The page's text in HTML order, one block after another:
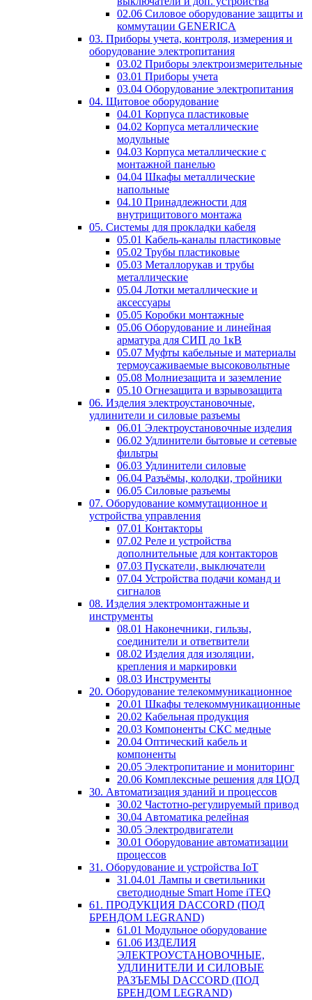
02.06 Силовое оборудование защиты и
коммутации GENERICA
03. Приборы учета, контроля, измерения и
оборудование электропитания
03.02 Приборы электроизмерительные
03.01 Приборы учета
03.04 Оборудование электропитания
04. Щитовое оборудование
04.01 Корпуса пластиковые
04.02 Корпуса металлические
модульные
04.03 Корпуса металлические с
монтажной панелью
04.04 Шкафы металлические
напольные
04.10 Принадлежности для
внутрищитового монтажа
05. Системы для прокладки кабеля
05.01 Кабель-каналы пластиковые
05.02 Трубы пластиковые
05.03 Металлорукав и трубы
металлические
05.04 Лотки металлические и
аксессуары
05.05 Коробки монтажные
05.06 Оборудование и линейная
арматура для СИП до 1кВ
05.07 Муфты кабельные и материалы
термоусаживаемые высоковольтные
05.08 Молниезащита и заземление
05.10 Огнезащита и взрывозащита
06. Изделия электроустановочные,
удлинители и силовые разъемы
06.01 Электроустановочные изделия
06.02 Удлинители бытовые и сетевые
фильтры
06.03 Удлинители силовые
06.04 Разъёмы, колодки, тройники
06.05 Силовые разъемы
07. Оборудование коммутационное и
устройства управления
07.01 Контакторы
07.02 Реле и устройства
дополнительные для контакторов
07.03 Пускатели, выключатели
07.04 Устройства подачи команд и
сигналов
08. Изделия электромонтажные и
инструменты
08.01 Наконечники, гильзы,
соединители и ответвители
08.02 Изделия для изоляции,
крепления и маркировки
08.03 Инструменты
20. Оборудование телекоммуникационное
20.01 Шкафы телекоммуникационные
20.02 Кабельная продукция
20.03 Компоненты СКС медные
20.04 Оптический кабель и
компоненты
20.05 Электропитание и мониторинг
20.06 Комплексные решения для ЦОД
30. Автоматизация зданий и процессов
30.02 Частотно-регулируемый привод
30.04 Автоматика релейная
30.05 Электродвигатели
30.01 Оборудование автоматизации
процессов
31. Оборудование и устройства IoT
31.04.01 Лампы и светильники
светодиодные Smart Home iTEQ
61. ПРОДУКЦИЯ DACCORD (ПОД
БРЕНДОМ LEGRAND)
61.01 Модульное оборудование
61.06 ИЗДЕЛИЯ
ЭЛЕКТРОУСТАНОВОЧНЫЕ,
УДЛИНИТЕЛИ И СИЛОВЫЕ
РАЗЪЕМЫ DACCORD (ПОД
БРЕНДОМ LEGRAND)